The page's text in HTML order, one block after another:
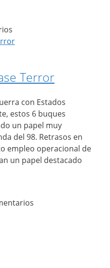
Terror
con Estados
estos 6 buques
un papel muy
del 98. Retrasos en
empleo operacional de
un papel destacado